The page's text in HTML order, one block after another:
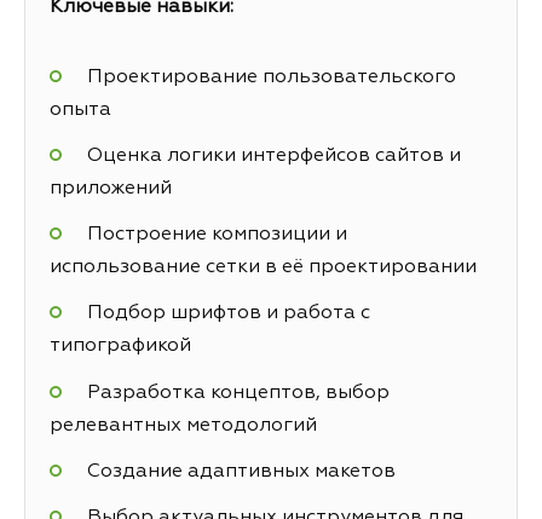
Ключевые навыки:
Проектирование пользовательского
опыта
Оценка логики интерфейсов сайтов и
приложений
Построение композиции и
использование сетки в её проектировании
Подбор шрифтов и работа с
типографикой
Разработка концептов, выбор
релевантных методологий
Создание адаптивных макетов